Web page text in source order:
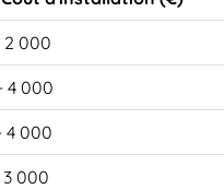
2 000
4 000
4 000
3 000